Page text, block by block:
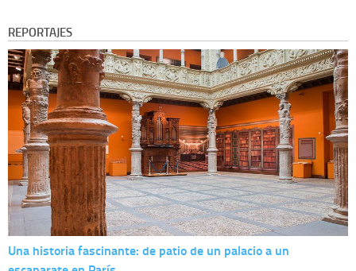
REPORTAJES
Una historia fascinante: de patio de un palacio a un